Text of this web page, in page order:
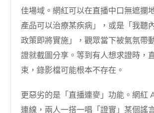
佳場域。網紅可以在直播中口無遮攔
產品可以治療某疾病」，或是「我聽
政策即將實施」，觀眾當下被氣氛帶
證就截圖分享。等到有人想求證時，
束，錄影檔可能根本不存在。
更惡劣的是「直播連麥」功能。網紅
連線，兩人一搭一唱「證實」某個謠